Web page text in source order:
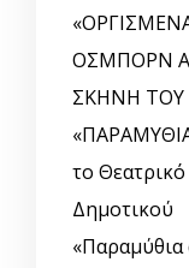
ΟΣΜΠΟΡΝ
ΣΚΗΝΗ ΤΟΥ
το Θεατρικό
Δημοτικού